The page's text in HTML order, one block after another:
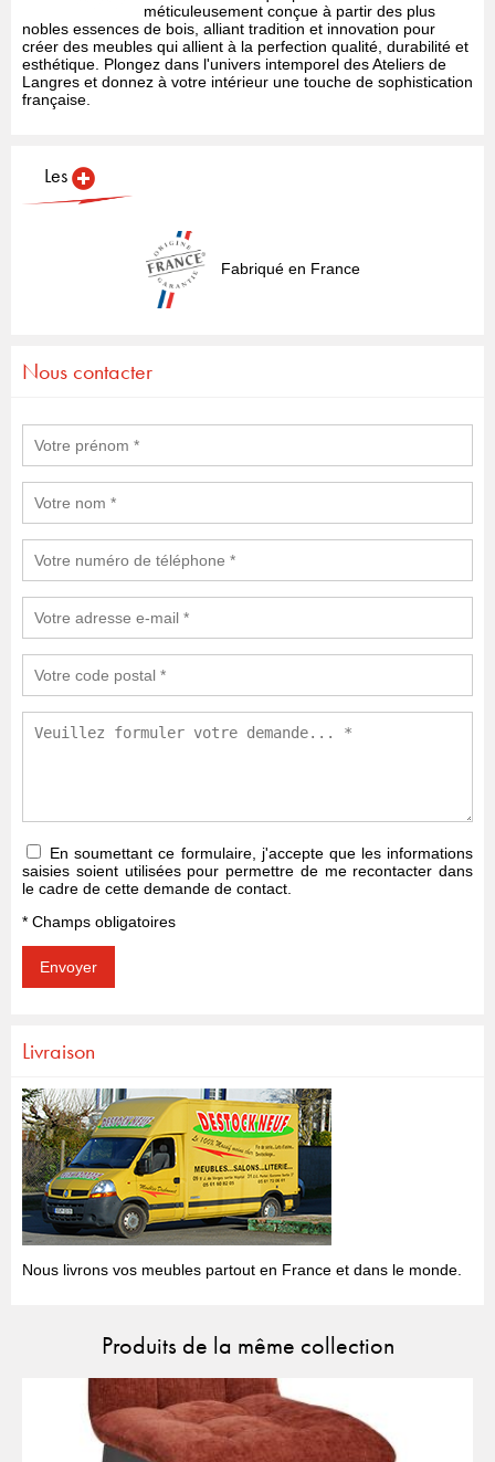
méticuleusement conçue à partir des plus
nobles essences de bois, alliant tradition et innovation pour
créer des meubles qui allient à la perfection qualité, durabilité et
esthétique. Plongez dans l'univers intemporel des Ateliers de
Langres et donnez à votre intérieur une touche de sophistication
française.
Les
Fabriqué en France
Nous contacter
En soumettant ce formulaire, j'accepte que les informations
saisies soient utilisées pour permettre de me recontacter dans
le cadre de cette demande de contact.
* Champs obligatoires
Livraison
Nous livrons vos meubles partout en France et dans le monde.
Produits de la même collection